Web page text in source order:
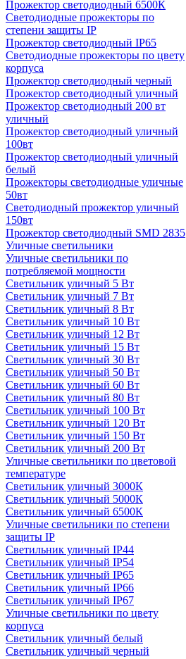
Прожектор светодиодный 6500К
Светодиодные прожекторы по
степени защиты IP
Прожектор светодиодный IP65
Светодиодные прожекторы по цвету
корпуса
Прожектор светодиодный черный
Прожектор светодиодный уличный
Прожектор светодиодный 200 вт
уличный
Прожектор светодиодный уличный
100вт
Прожектор светодиодный уличный
белый
Прожекторы светодиодные уличные
50вт
Светодиодный прожектор уличный
150вт
Прожектор светодиодный SMD 2835
Уличные светильники
Уличные светильники по
потребляемой мощности
Светильник уличный 5 Вт
Светильник уличный 7 Вт
Светильник уличный 8 Вт
Светильник уличный 10 Вт
Светильник уличный 12 Вт
Светильник уличный 15 Вт
Светильник уличный 30 Вт
Светильник уличный 50 Вт
Светильник уличный 60 Вт
Светильник уличный 80 Вт
Светильник уличный 100 Вт
Светильник уличный 120 Вт
Светильник уличный 150 Вт
Светильник уличный 200 Вт
Уличные светильники по цветовой
температуре
Cветильник уличный 3000К
Cветильник уличный 5000К
Cветильник уличный 6500К
Уличные светильники по степени
защиты IP
Светильник уличный IP44
Светильник уличный IP54
Светильник уличный IP65
Светильник уличный IP66
Светильник уличный IP67
Уличные светильники по цвету
корпуса
Светильник уличный белый
Светильник уличный черный